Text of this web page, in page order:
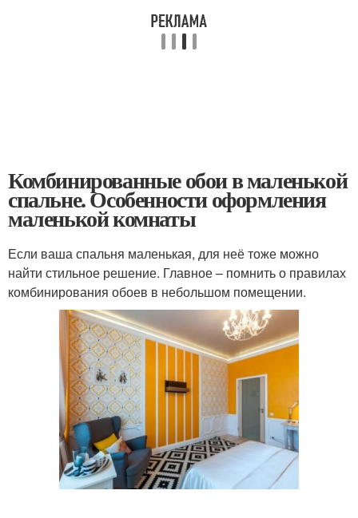
Комбинированные обои в маленькой
спальне. Особенности оформления
маленькой комнаты
Если ваша спальня маленькая, для неё тоже можно
найти стильное решение. Главное – помнить о правилах
комбинирования обоев в небольшом помещении.